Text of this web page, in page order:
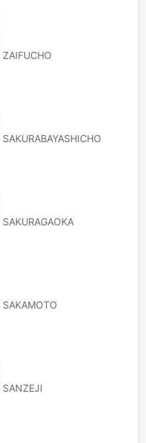
ZAIFUCHO
SAKURABAYASHICHO
SAKURAGAOKA
SAKAMOTO
SANZEJI